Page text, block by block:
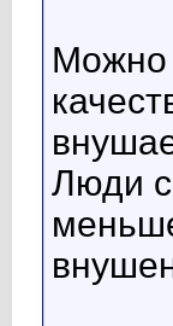
Можно
Люди